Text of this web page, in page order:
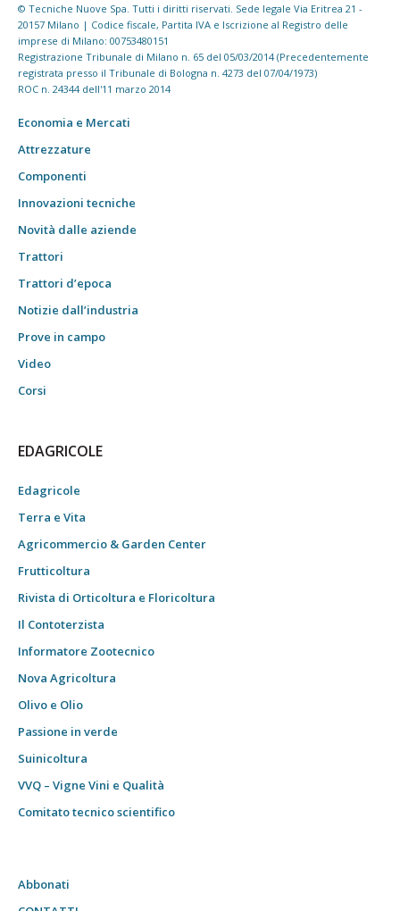
© Tecniche Nuove Spa. Tutti i diritti riservati. Sede legale Via Eritrea 21 -
20157 Milano | Codice fiscale, Partita IVA e Iscrizione al Registro delle
imprese di Milano: 00753480151
Registrazione Tribunale di Milano n. 65 del 05/03/2014 (Precedentemente
registrata presso il Tribunale di Bologna n. 4273 del 07/04/1973)
ROC n. 24344 dell'11 marzo 2014
Economia e Mercati
Attrezzature
Componenti
Innovazioni tecniche
Novità dalle aziende
Trattori
Trattori d’epoca
Notizie dall’industria
Prove in campo
Video
Corsi
EDAGRICOLE
Edagricole
Terra e Vita
Agricommercio & Garden Center
Frutticoltura
Rivista di Orticoltura e Floricoltura
Il Contoterzista
Informatore Zootecnico
Nova Agricoltura
Olivo e Olio
Passione in verde
Suinicoltura
VVQ – Vigne Vini e Qualità
Comitato tecnico scientifico
Abbonati